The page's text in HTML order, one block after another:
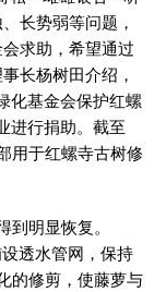
长势弱等问题，
求助，希望通过
长杨树田介绍，
化基金会保护红螺
进行捐助。截至
用于红螺寺古树修
明显恢复。
透水管网，保持
的修剪，使藤萝与